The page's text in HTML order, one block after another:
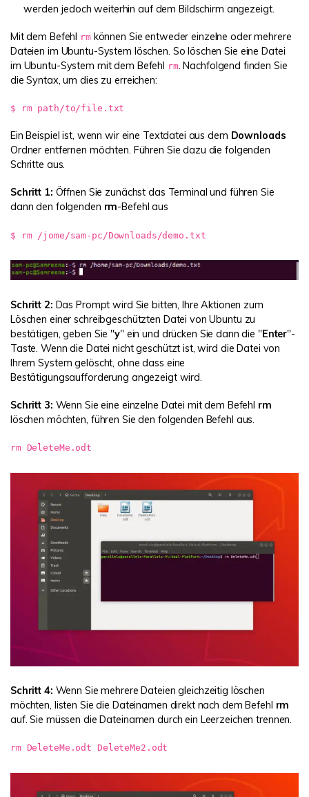
werden jedoch weiterhin auf dem Bildschirm angezeigt.
Mit dem Befehl rmkönnen Sie entweder einzelne oder mehrere
Dateien im Ubuntu-System löschen. So löschen Sie eine Datei
im Ubuntu-System mit dem Befehl rm. Nachfolgend finden Sie
die Syntax, um dies zu erreichen:
$ rm path/to/file.txt
Ein Beispiel ist, wenn wir eine Textdatei aus dem Downloads
Ordner entfernen möchten. Führen Sie dazu die folgenden
Schritte aus.
Schritt 1: Öffnen Sie zunächst das Terminal und führen Sie
dann den folgenden rm-Befehl aus
$ rm /jome/sam-pc/Downloads/demo.txt
Schritt 2: Das Prompt wird Sie bitten, Ihre Aktionen zum
Löschen einer schreibgeschützten Datei von Ubuntu zu
bestätigen, geben Sie "y" ein und drücken Sie dann die "Enter"-
Taste. Wenn die Datei nicht geschützt ist, wird die Datei von
Ihrem System gelöscht, ohne dass eine
Bestätigungsaufforderung angezeigt wird.
Schritt 3: Wenn Sie eine einzelne Datei mit dem Befehl rm
löschen möchten, führen Sie den folgenden Befehl aus.
rm DeleteMe.odt
Schritt 4: Wenn Sie mehrere Dateien gleichzeitig löschen
möchten, listen Sie die Dateinamen direkt nach dem Befehl rm
auf. Sie müssen die Dateinamen durch ein Leerzeichen trennen.
rm DeleteMe.odt DeleteMe2.odt